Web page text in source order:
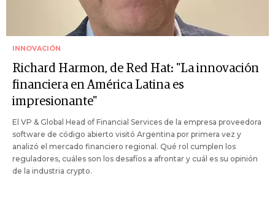
INNOVACIÓN
Richard Harmon, de Red Hat: "La innovación
financiera en América Latina es
impresionante"
El VP & Global Head of Financial Services de la empresa proveedora
software de código abierto visitó Argentina por primera vez y
analizó el mercado financiero regional. Qué rol cumplen los
reguladores, cuáles son los desafíos a afrontar y cuál es su opinión
de la industria crypto.